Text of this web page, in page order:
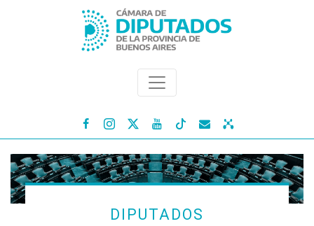
   
DIPUTADOS